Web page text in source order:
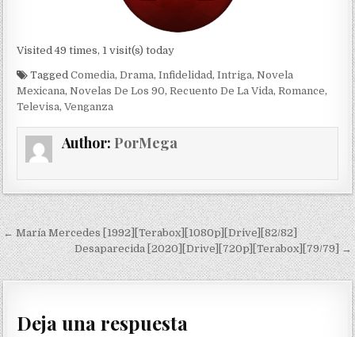
Visited 49 times, 1 visit(s) today
TaggedComedia,Drama,Infidelidad ,Intriga,Novela
Mexicana,Novelas De Los 90,Recuento De La Vida,Romance,
Televisa,Venganza
Author: PorMega
Navegación de entradas
← María Mercedes [1992][Terabox][1080p][Drive][82/82]
Desaparecida [2020][Drive][720p][Terabox][79/79] →
Deja una respuesta